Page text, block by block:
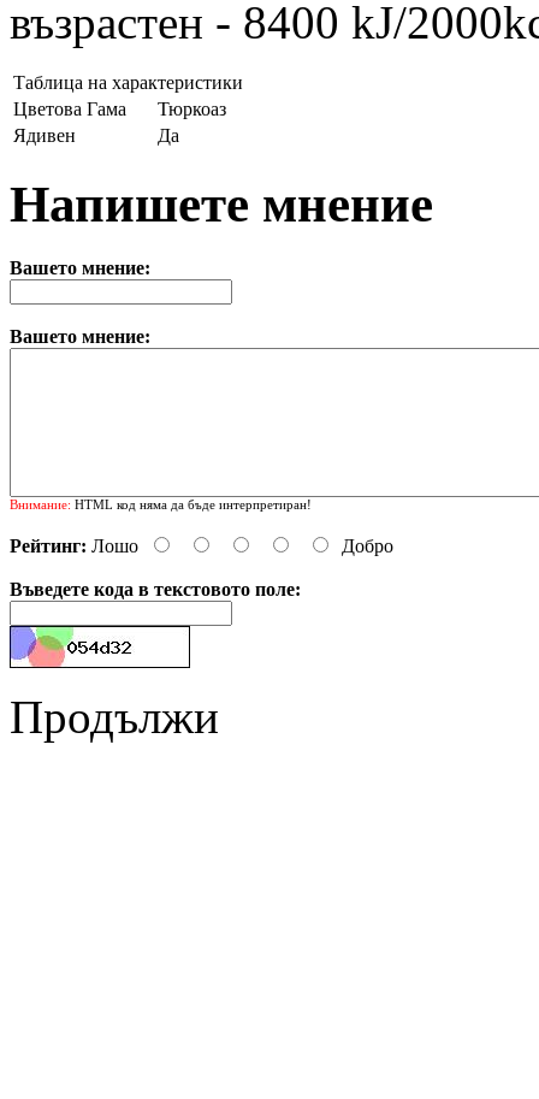
възрастен - 8400 kJ/
Таблица на характеристики
Цветова Гама
Тюркоаз
Ядивен
Да
Напишете мнение
Вашето мнение:
Вашето мнение:
Внимание: HTML код няма да бъде интерпретиран!
Рейтинг: Лошо Добро
Въведете кода в текстовото поле:
Продължи